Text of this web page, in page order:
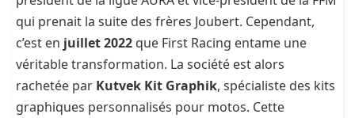
qui prenait la suite des frères Joubert. Cependant,
c’est en juillet 2022 que First Racing entame une
véritable transformation. La société est alors
rachetée par Kutvek Kit Graphik, spécialiste des kits
graphiques personnalisés pour motos. Cette